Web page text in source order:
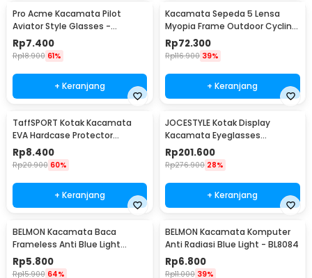
Pro Acme Kacamata Pilot
Aviator Style Glasses -
CC0744
Rp7.400
Rp18.900 61%
+ Keranjang
Kacamata Sepeda 5 Lensa
Myopia Frame Outdoor Cycling
Sunglasses - 0089
Rp72.300
Rp116.900 39%
+ Keranjang
TaffSPORT Kotak Kacamata
EVA Hardcase Protector
Waterproof - JL-10028
Rp8.400
Rp20.900 60%
+ Keranjang
JOCESTYLE Kotak Display
Kacamata Eyeglasses
Sunglasses Box 12 Slot - SWK78
Rp201.600
Rp276.900 28%
+ Keranjang
BELMON Kacamata Baca
Frameless Anti Blue Light
Reading Plus 1 - 641
Rp5.800
Rp15.900 64%
BELMON Kacamata Komputer
Anti Radiasi Blue Light - BL8084
Rp6.800
Rp11.000 39%